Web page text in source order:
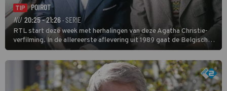
TIP
POIROT
NU 20:25 - 21:26 · SERIE
RTL start deze week met herhalingen van deze Agatha Christie-
verfilming. In de allereerste aflevering uit 1989 gaat de Belgische
speurder op zoek naar een vermiste kok. Poirot raakt al snel
verwikkeld in een moordzaak. (HH)